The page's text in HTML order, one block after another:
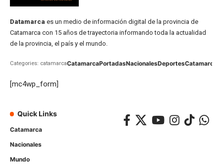
Datamarca es un medio de información digital de la provincia de
Catamarca con 15 años de trayectoria informando toda la actualidad
de la provincia, el país y el mundo.
Categories: catamarcaCatamarcaPortadasNacionalesDeportesCatamarca
[mc4wp_form]
Quick Links
Catamarca
Nacionales
Mundo